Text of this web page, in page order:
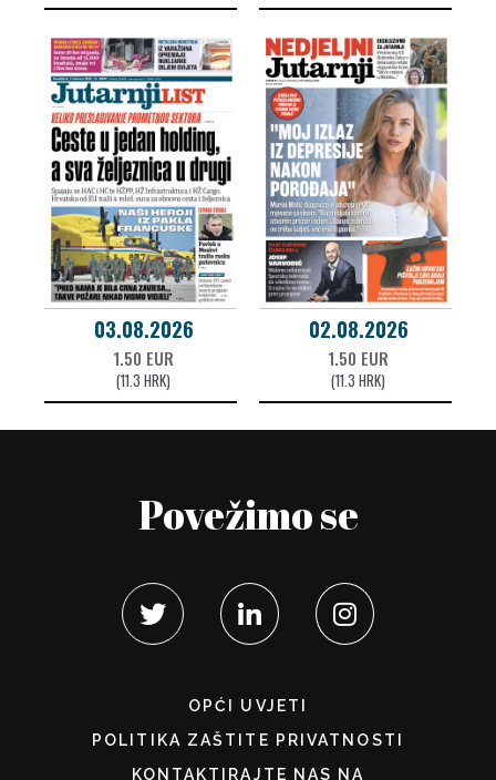
03.08.2026
1.50 EUR
(11.3 HRK)
02.08.2026
1.50 EUR
(11.3 HRK)
Povežimo se
OPĆI UVJETI
POLITIKA ZAŠTITE PRIVATNOSTI
KONTAKTIRAJTE NAS NA